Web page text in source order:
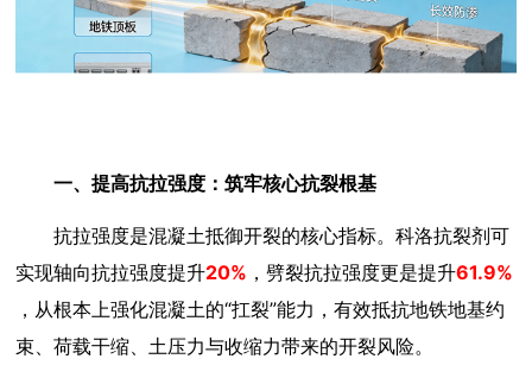
一、提高抗拉强度：筑牢核心抗裂根基
抗拉强度是混凝土抵御开裂的核心指标。科洛抗裂剂可
实现轴向抗拉强度提升20% ，劈裂抗拉强度更是提升61.9%
，从根本上强化混凝土的“扛裂”能力，有效抵抗地铁地基约
束、荷载干缩、土压力与收缩力带来的开裂风险。